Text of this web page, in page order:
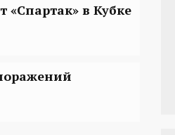
«Спартак» в Кубке